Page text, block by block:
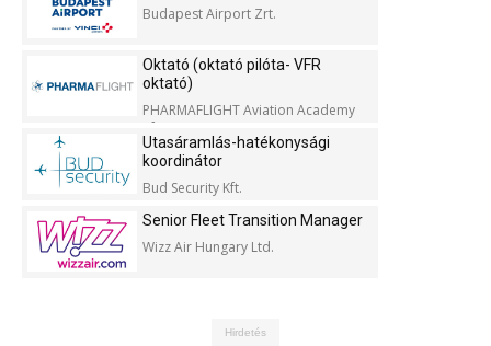
Budapest Airport Zrt.
Oktató (oktató pilóta- VFR
oktató)
PHARMAFLIGHT Aviation Academy
Kft.
Utasáramlás-hatékonysági
koordinátor
Bud Security Kft.
Senior Fleet Transition Manager
Wizz Air Hungary Ltd.
Hirdetés